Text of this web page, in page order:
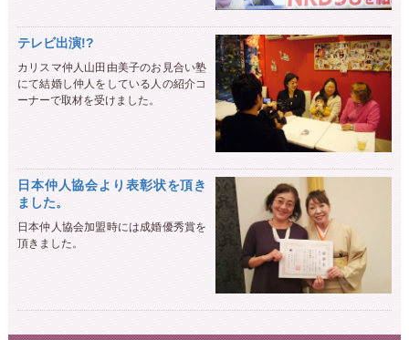
テレビ出演!?
カリスマ仲人山田由美子のお見合い塾
にて結婚し仲人をしている人の紹介コ
ーナーで取材を受けました。
日本仲人協会より表彰状を頂き
ました。
日本仲人協会加盟時には成婚優秀賞を
頂きました。